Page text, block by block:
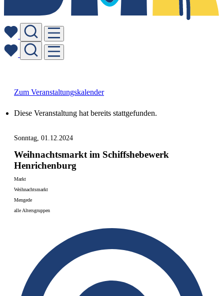
Zum Veranstaltungskalender
Diese Veranstaltung hat bereits stattgefunden.
Sonntag, 01.12.2024
Weihnachtsmarkt im Schiffshebewerk
Henrichenburg
Markt
Weihnachtsmarkt
Mengede
alle Altersgruppen